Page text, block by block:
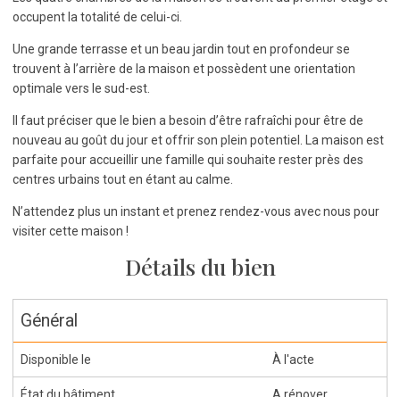
occupent la totalité de celui-ci.
Une grande terrasse et un beau jardin tout en profondeur se
trouvent à l’arrière de la maison et possèdent une orientation
optimale vers le sud-est.
Il faut préciser que le bien a besoin d’être rafraîchi pour être de
nouveau au goût du jour et offrir son plein potentiel. La maison est
parfaite pour accueillir une famille qui souhaite rester près des
centres urbains tout en étant au calme.
N’attendez plus un instant et prenez rendez-vous avec nous pour
visiter cette maison !
Détails du bien
Général
Disponible le À l'acte
État du bâtiment A rénover